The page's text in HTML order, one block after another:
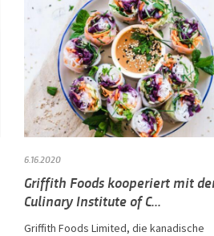
6.16.2020
Griffith Foods kooperiert mit
Culinary Institute of C...
Griffith Foods Limited, die kanadische